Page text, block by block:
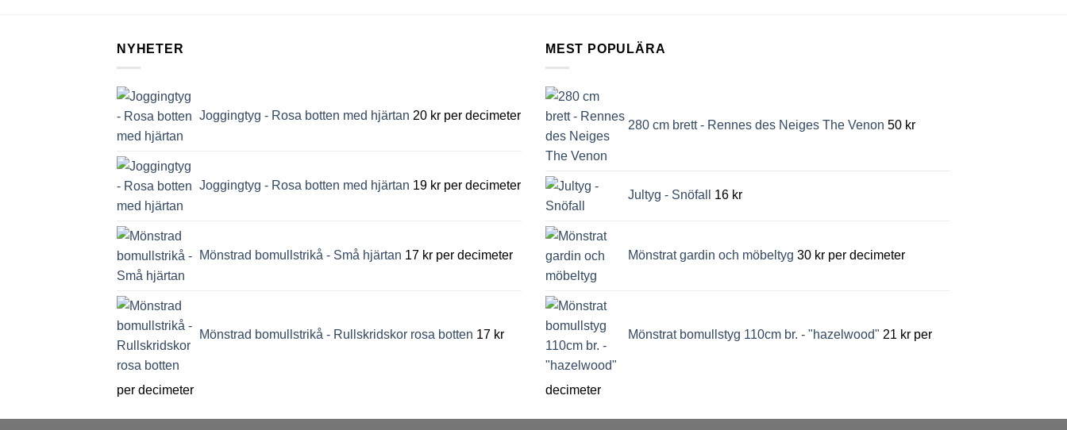
NYHETER
Joggingtyg - Rosa botten med hjärtan 20 kr per decimeter
Joggingtyg - Rosa botten med hjärtan 19 kr per decimeter
Mönstrad bomullstrikå - Små hjärtan 17 kr per decimeter
Mönstrad bomullstrikå - Rullskridskor rosa botten 17 kr
per decimeter
MEST POPULÄRA
280 cm brett - Rennes des Neiges The Venon 50 kr
Jultyg - Snöfall 16 kr
Mönstrat gardin och möbeltyg 30 kr per decimeter
Mönstrat bomullstyg 110cm br. - "hazelwood" 21 kr per
decimeter